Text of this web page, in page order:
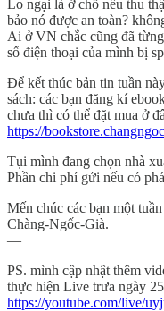
Lo ngại là ở chỗ nếu thu
bảo nó được an toàn?
Ai ở VN chắc cũng đã
số điện thoại của mình bị
Để kết thúc bản tin tuần
sách: các bạn đăng kí
chưa thì có thể đặt mua ở
https://
Tụi mình đang chọn nhà
Phần chi phí gửi nếu có
Mến chúc các bạn một
Chàng-Ngốc-Già.
—
PS. mình cập nhật thêm
thực hiện Live trưa ngày
https://youtube.com/live/